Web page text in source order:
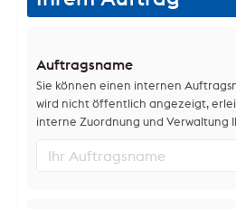
Auftragsname
Sie können einen internen
wird nicht öffentlich angezeigt,
interne Zuordnung und Verwaltung